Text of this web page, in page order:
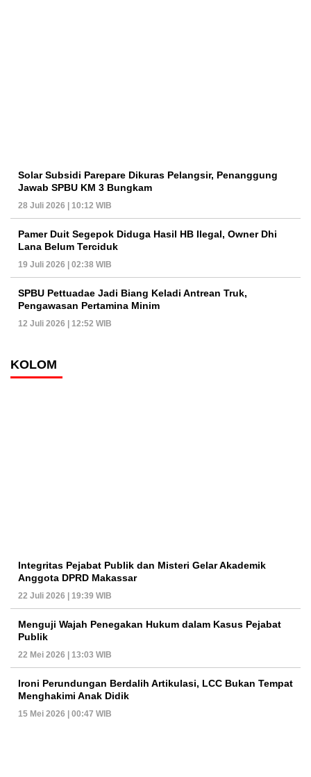
Solar Subsidi Parepare Dikuras Pelangsir, Penanggung
Jawab SPBU KM 3 Bungkam
28 Juli 2026 | 10:12 WIB
Pamer Duit Segepok Diduga Hasil HB Ilegal, Owner Dhi
Lana Belum Terciduk
19 Juli 2026 | 02:38 WIB
SPBU Pettuadae Jadi Biang Keladi Antrean Truk,
Pengawasan Pertamina Minim
12 Juli 2026 | 12:52 WIB
KOLOM
Integritas Pejabat Publik dan Misteri Gelar Akademik
Anggota DPRD Makassar
22 Juli 2026 | 19:39 WIB
Menguji Wajah Penegakan Hukum dalam Kasus Pejabat
Publik
22 Mei 2026 | 13:03 WIB
Ironi Perundungan Berdalih Artikulasi, LCC Bukan Tempat
Menghakimi Anak Didik
15 Mei 2026 | 00:47 WIB